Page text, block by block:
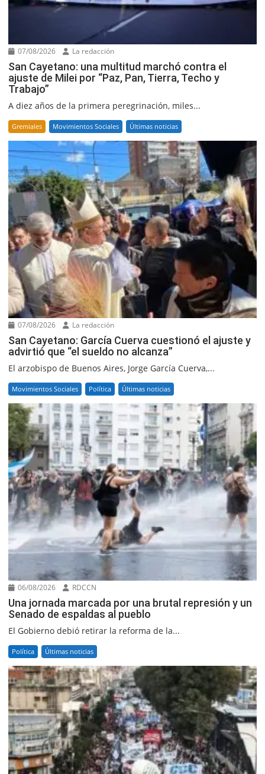
07/08/2026 La redacción
San Cayetano: una multitud marchó contra el
ajuste de Milei por “Paz, Pan, Tierra, Techo y
Trabajo”
A diez años de la primera peregrinación, miles...
Gremiales Movimientos Sociales Últimas noticias
07/08/2026 La redacción
San Cayetano: García Cuerva cuestionó el ajuste y
advirtió que “el sueldo no alcanza”
El arzobispo de Buenos Aires, Jorge García Cuerva,...
Movimientos Sociales Política Últimas noticias
06/08/2026 RDCCN
Una jornada marcada por una brutal represión y un
Senado de espaldas al pueblo
El Gobierno debió retirar la reforma de la...
Política Últimas noticias